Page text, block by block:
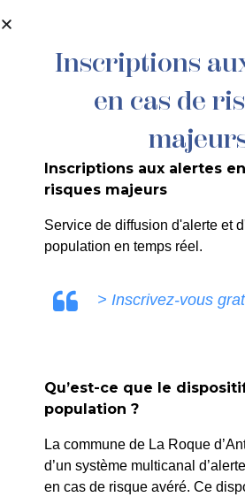
principal
171/2024 : Charpentier
Cours Foch –
ULE0V
PRÉCÉDENT
Téléthon – 29 et 30 novembre
Inscriptions
en cas de
Inscriptions aux alertes
risques majeurs
Service de diffusion d'alerte et
population en temps réel.
> Inscrivez-vous
Qu’est-ce que le
population ?
La commune de La Roque
d’un système multicanal
en cas de risque avéré. Ce